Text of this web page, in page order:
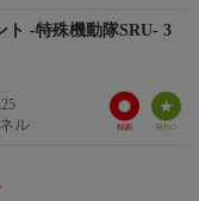
ト -特殊機動隊SRU- 3
ル